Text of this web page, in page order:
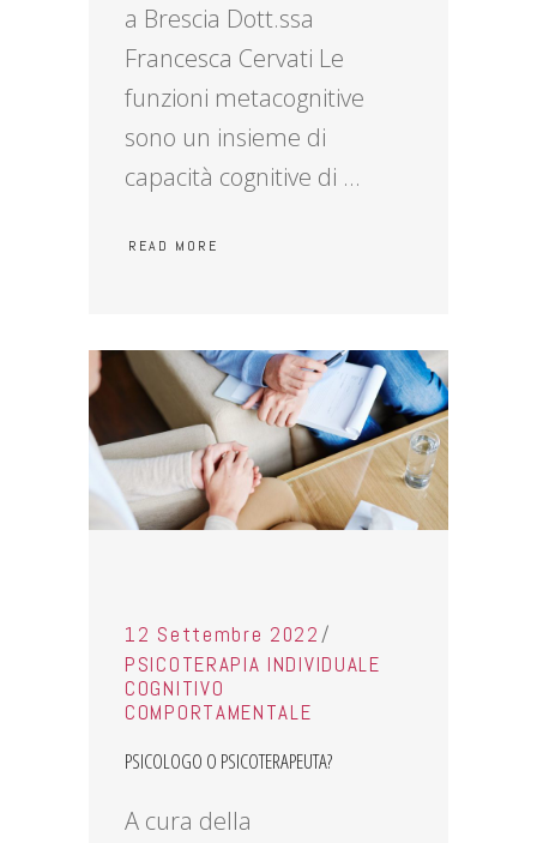
a Brescia Dott.ssa
Francesca Cervati Le
funzioni metacognitive
sono un insieme di
capacità cognitive di
READ MORE
12 Settembre 2022
PSICOTERAPIA INDIVIDUALE
COGNITIVO
COMPORTAMENTALE
PSICOLOGO O PSICOTERAPEUTA?
A cura della